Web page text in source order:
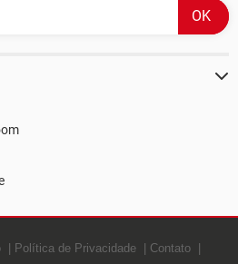
Política de Privacidade Contato